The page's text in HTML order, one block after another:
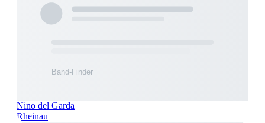
Nino del Garda
Rheinau